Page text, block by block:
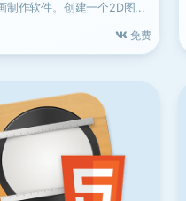
制作软件。创建一个2D图...
免费